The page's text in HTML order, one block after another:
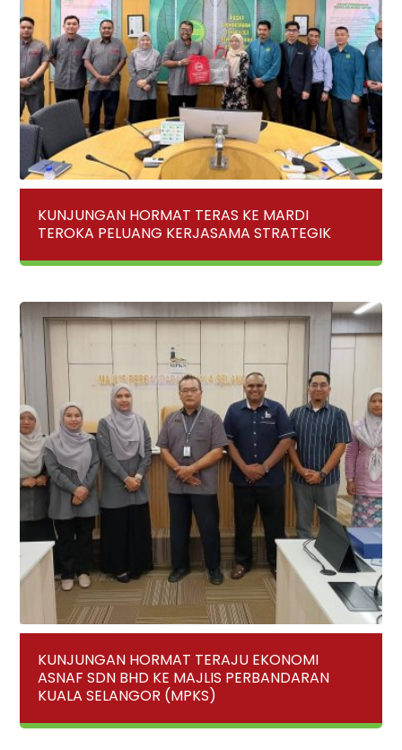
KUNJUNGAN HORMAT TERAS KE MARDI
TEROKA PELUANG KERJASAMA STRATEGIK
KUNJUNGAN HORMAT TERAJU EKONOMI
ASNAF SDN BHD KE MAJLIS PERBANDARAN
KUALA SELANGOR (MPKS)